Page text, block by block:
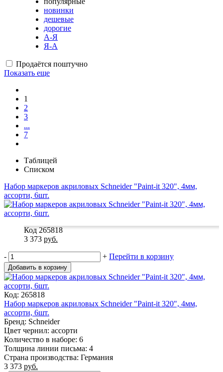
новинки
дешевые
дорогие
А-Я
Я-А
Продаётся поштучно
Показать еще
1
2
3
...
7
Таблицей
Списком
Набор маркеров акриловых Schneider "Paint-it 320", 4мм,
ассорти, 6шт.
Код 265818
3 373 руб.
- + Перейти в корзину
Добавить в корзину
Код: 265818
Набор маркеров акриловых Schneider "Paint-it 320", 4мм,
ассорти, 6шт.
Бренд: Schneider
Цвет чернил: ассорти
Количество в наборе: 6
Толщина линии письма: 4
Страна производства: Германия
3 373 руб.